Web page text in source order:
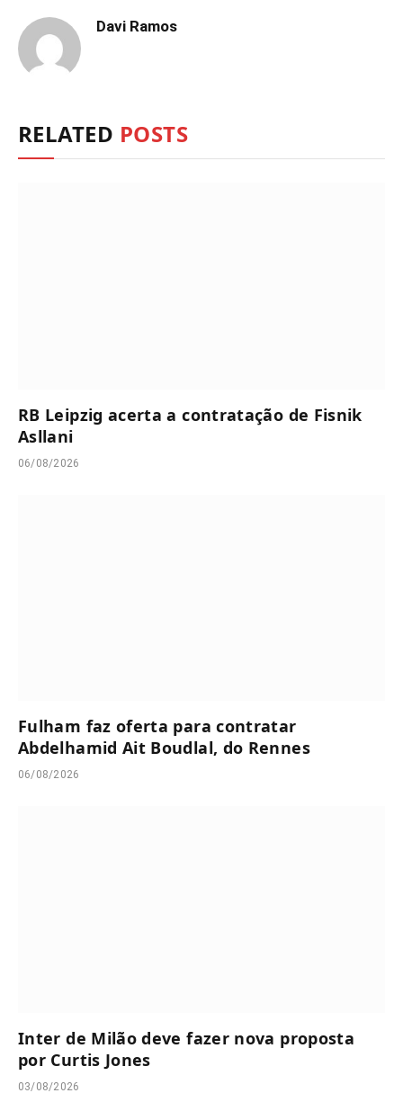
Davi Ramos
RELATED POSTS
RB Leipzig acerta a contratação de Fisnik
Asllani
06/08/2026
Fulham faz oferta para contratar
Abdelhamid Ait Boudlal, do Rennes
06/08/2026
Inter de Milão deve fazer nova proposta
por Curtis Jones
03/08/2026